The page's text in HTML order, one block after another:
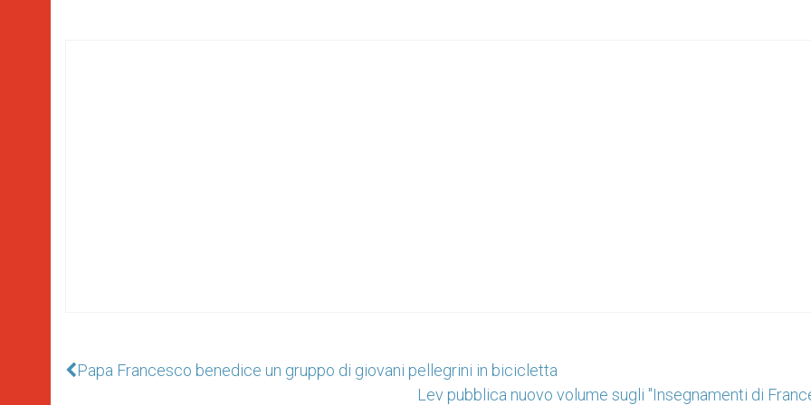
Papa Francesco benedice un gruppo di giovani pellegrini in bicicletta
Lev pubblica nuovo volume sugli "Insegnamenti di